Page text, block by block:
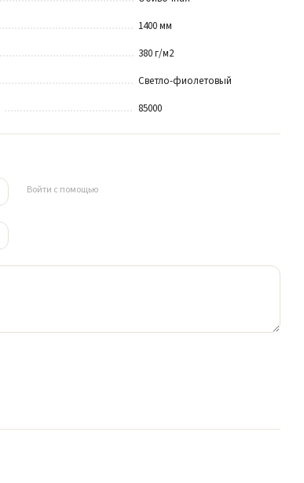
1400 мм
380 г/м2
Светло-фиолетовый
85000
Войти с помощью